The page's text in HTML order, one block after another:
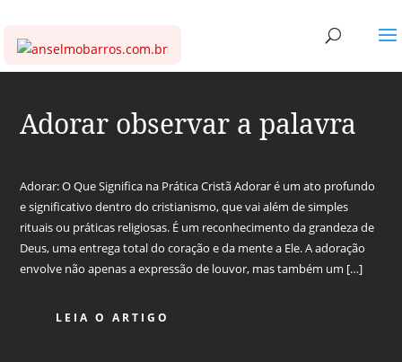
Adorar observar a palavra
Adorar: O Que Significa na Prática Cristã Adorar é um ato profundo
e significativo dentro do cristianismo, que vai além de simples
rituais ou práticas religiosas. É um reconhecimento da grandeza de
Deus, uma entrega total do coração e da mente a Ele. A adoração
envolve não apenas a expressão de louvor, mas também um […]
LEIA O ARTIGO